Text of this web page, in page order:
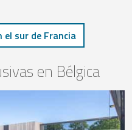
el sur de Francia
en Bélgica